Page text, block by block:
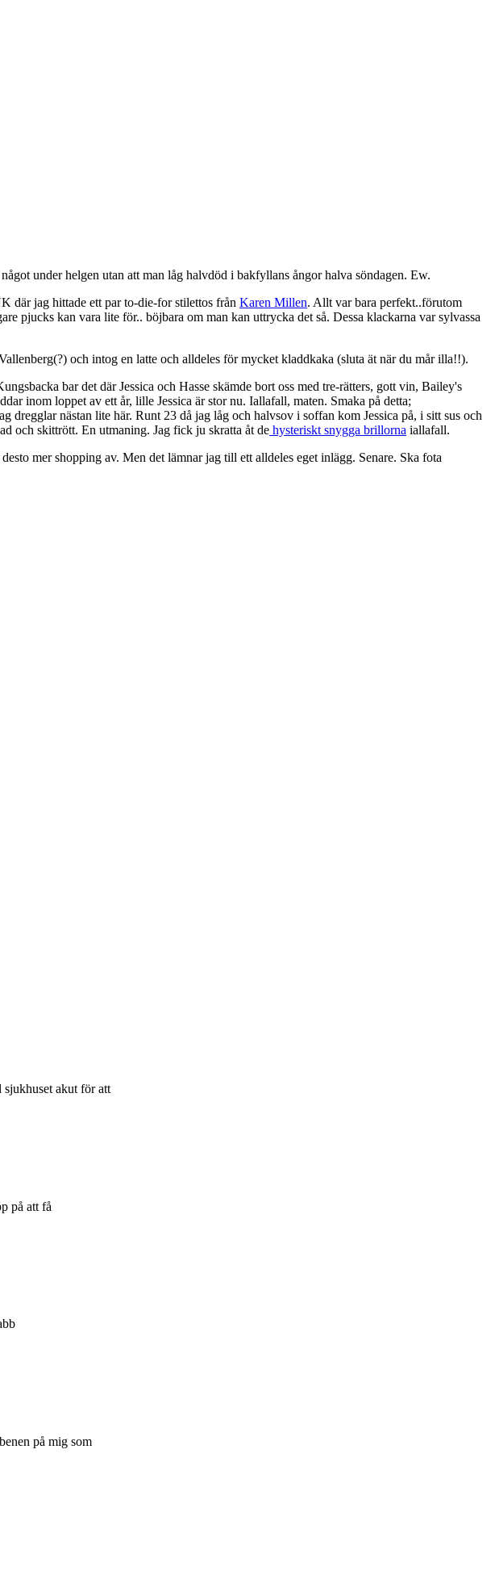
under helgen utan att man låg halvdöd i bakfyllans ångor halva söndagen. Ew.
där jag hittade ett par to-die-for stilettos från Karen Millen. Allt var bara perfekt..förutom
pjucks kan vara lite för.. böjbara om man kan uttrycka det så. Dessa klackarna var sylvassa
och intog en latte och alldeles för mycket kladdkaka (sluta ät när du mår illa!!).
bar det där Jessica och Hasse skämde bort oss med tre-rätters, gott vin, Bailey's
inom loppet av ett år, lille Jessica är stor nu. Iallafall, maten. Smaka på detta;
nästan lite här. Runt 23 då jag låg och halvsov i soffan kom Jessica på, i sitt sus och
och skittrött. En utmaning. Jag fick ju skratta åt de hysteriskt snygga brillorna iallafall.
mer shopping av. Men det lämnar jag till ett alldeles eget inlägg. Senare. Ska fota
sjukhuset akut för att
på att få
på mig som